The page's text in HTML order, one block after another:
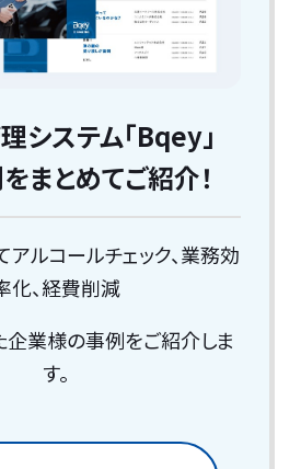
システム「Bqey」
まとめてご紹介！
ルコールチェック、業務効
化、経費削減
企業様の事例をご紹介しま
す。